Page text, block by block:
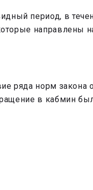
период, в
направлены
ряда норм закона
в кабмин